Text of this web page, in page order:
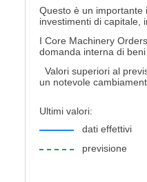
Questo è un importante
investimenti di capitale,
I Core Machinery
domanda interna di
Valori superiori al
un notevole
Ultimi valori:
dati effettivi
previsione